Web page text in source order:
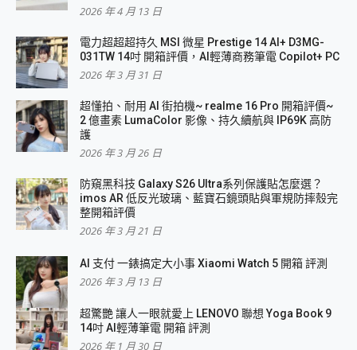
2026 年 4 月 13 日
電力超超超持久 MSI 微星 Prestige 14 AI+ D3MG-
031TW 14吋 開箱評價，AI輕薄商務筆電 Copilot+ PC
2026 年 3 月 31 日
超懂拍、耐用 AI 街拍機~ realme 16 Pro 開箱評價~
2 億畫素 LumaColor 影像、持久續航與 IP69K 高防
護
2026 年 3 月 26 日
防窺黑科技 Galaxy S26 Ultra系列保護貼怎麼選？
imos AR 低反光玻璃、藍寶石鏡頭貼與軍規防摔殼完
整開箱評價
2026 年 3 月 21 日
AI 支付 一錶搞定大小事 Xiaomi Watch 5 開箱 評測
2026 年 3 月 13 日
超驚艷 讓人一眼就愛上 LENOVO 聯想 Yoga Book 9
14吋 AI輕薄筆電 開箱 評測
2026 年 1 月 30 日